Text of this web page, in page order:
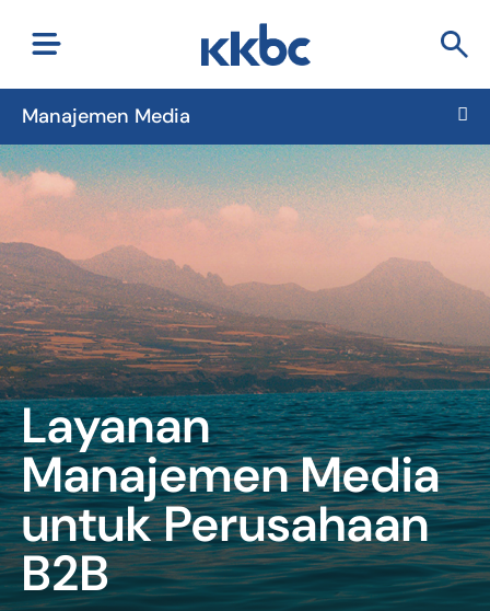
Manajemen Media
Layanan
Manajemen Media
untuk Perusahaan
B2B